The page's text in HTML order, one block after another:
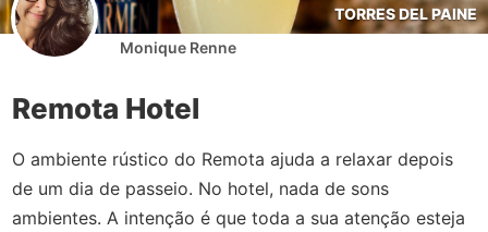
TORRES DEL PAINE
Monique Renne
Remota Hotel
O ambiente rústico do Remota ajuda a relaxar depois
de um dia de passeio. No hotel, nada de sons
ambientes. A intenção é que toda a sua atenção esteja